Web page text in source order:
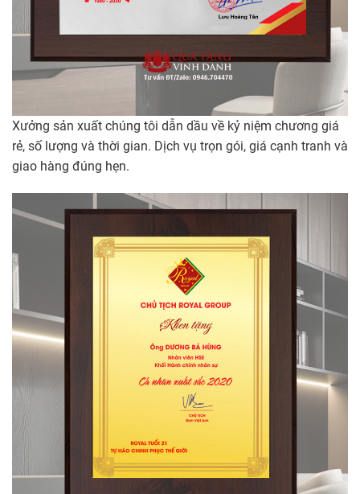
Xưởng sản xuất chúng tôi dẫn dầu về kỷ niệm chương giá
rẻ, số lượng và thời gian. Dịch vụ trọn gói, giá cạnh tranh và
giao hàng đúng hẹn.